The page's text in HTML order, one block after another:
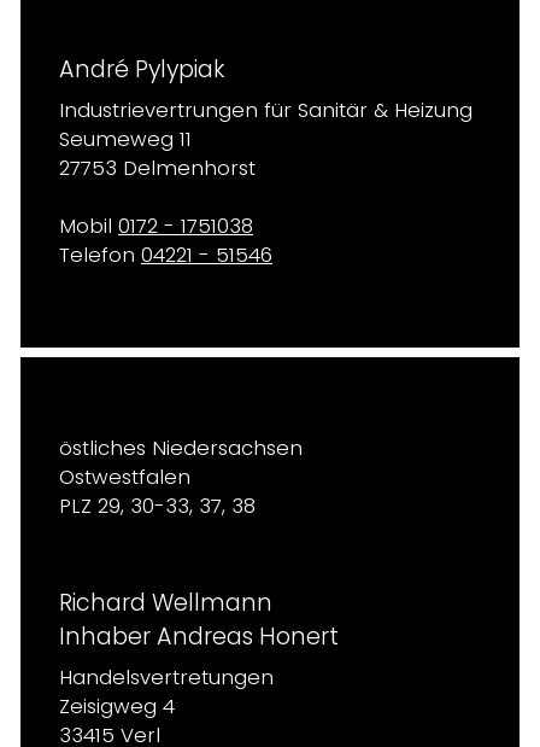
André Pylypiak
Industrievertrungen für Sanitär & Heizung
Seumeweg 11
27753 Delmenhorst
Mobil 0172 - 1751038
Telefon 04221 - 51546
östliches Niedersachsen
Ostwestfalen
PLZ 29, 30-33, 37, 38
Richard Wellmann
Inhaber Andreas Honert
Handelsvertretungen
Zeisigweg 4
33415 Verl